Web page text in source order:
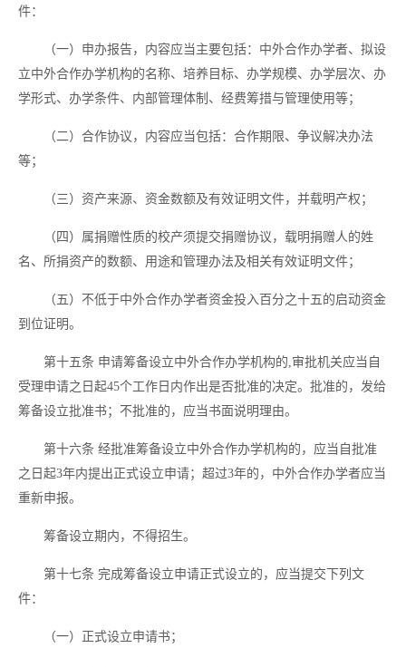
件：
（一）申办报告，内容应当主要包括：中外合作办学者、拟设
立中外合作办学机构的名称、培养目标、办学规模、办学层次、办
学形式、办学条件、内部管理体制、经费筹措与管理使用等；
（二）合作协议，内容应当包括：合作期限、争议解决办法
等；
（三）资产来源、资金数额及有效证明文件，并载明产权；
（四）属捐赠性质的校产须提交捐赠协议，载明捐赠人的姓
名、所捐资产的数额、用途和管理办法及相关有效证明文件；
（五）不低于中外合作办学者资金投入百分之十五的启动资金
到位证明。
第十五条 申请筹备设立中外合作办学机构的,审批机关应当自
受理申请之日起45个工作日内作出是否批准的决定。批准的，发给
筹备设立批准书；不批准的，应当书面说明理由。
第十六条 经批准筹备设立中外合作办学机构的，应当自批准
之日起3年内提出正式设立申请；超过3年的，中外合作办学者应当
重新申报。
筹备设立期内，不得招生。
第十七条 完成筹备设立申请正式设立的，应当提交下列文
件：
（一）正式设立申请书；